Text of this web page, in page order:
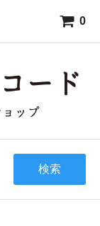
0
検索